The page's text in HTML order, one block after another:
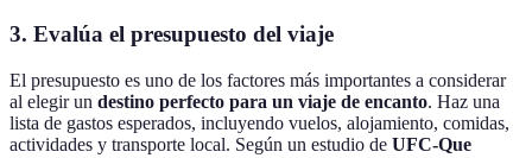
3. Evalúa el presupuesto del viaje
El presupuesto es uno de los factores más importantes a considerar
al elegir un destino perfecto para un viaje de encanto. Haz una
lista de gastos esperados, incluyendo vuelos, alojamiento, comidas,
actividades y transporte local. Según un estudio de UFC-Que